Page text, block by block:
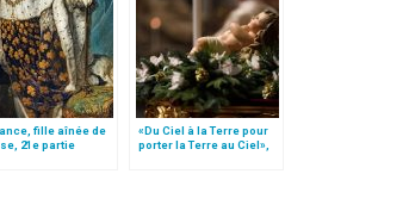
fille aînée de
21e partie
«Du Ciel à la Terre pour
porter la Terre au Ciel»,